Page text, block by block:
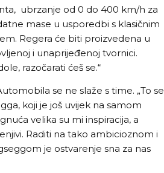
ubrzanje od 0 do 400 km/h za
mase u usporedbi s klasičnim
Regera će biti proizvedena u
i unaprijeđenoj tvornici.
razočarati ćeš se.“
se ne slaže s time. „To se
koji je još uvijek na samom
velika su mi inspiracija, a
Raditi na tako ambicioznom i
je ostvarenje sna za nas